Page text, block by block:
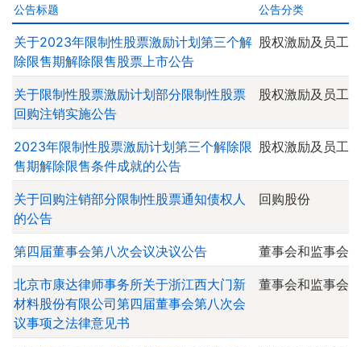
公告标题 公告分类
关于2023年限制性股票激励计划第三个解
除限售期解除限售股票上市公告
股权激励及员工
关于限制性股票激励计划部分限制性股票
回购注销实施公告
股权激励及员工
2023年限制性股票激励计划第三个解除限
售期解除限售条件成就的公告
股权激励及员工
关于回购注销部分限制性股票通知债权人
的公告
回购股份
第四届董事会第八次会议决议公告 董事会和监事会
北京市康达律师事务所关于浙江西大门新
材料股份有限公司第四届董事会第八次会
议事项之法律意见书
董事会和监事会